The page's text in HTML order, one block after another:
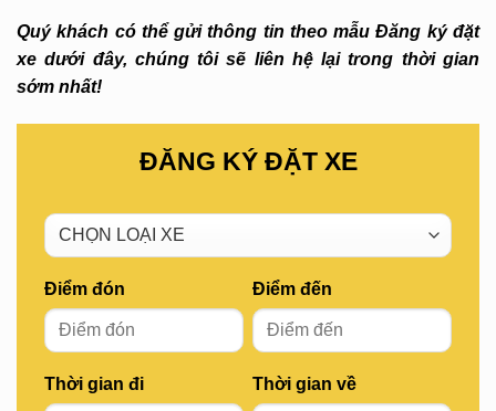
Quý khách có thể gửi thông tin theo mẫu Đăng ký đặt
xe dưới đây, chúng tôi sẽ liên hệ lại trong thời gian
sớm nhất!
ĐĂNG KÝ ĐẶT XE
Điểm đón
Thời gian đi
Điểm đến
Thời gian về